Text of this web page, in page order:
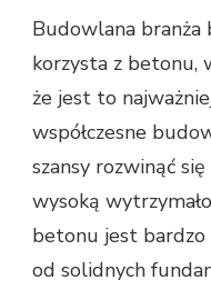
Budowlana branża
korzysta z betonu,
że jest to
współczesne
szansy rozwinąć
wysoką
betonu jest bardzo
od solidnych